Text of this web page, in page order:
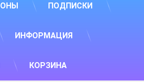
ПОДПИСКИ
ИНФОРМАЦИЯ
КОРЗИНА